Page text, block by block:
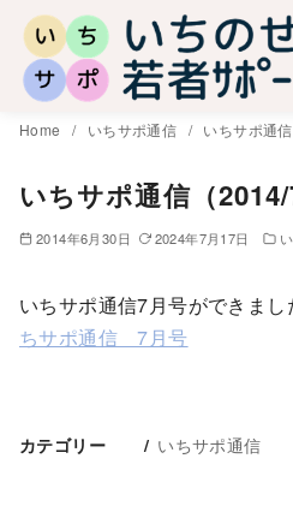
Home いちサポ通信 いちサポ通
いちサポ通信（2014/
2014年6月30日 2024年7月17日
いちサポ通信7月号ができまし
ちサポ通信 7月号
カテゴリー いちサポ通信